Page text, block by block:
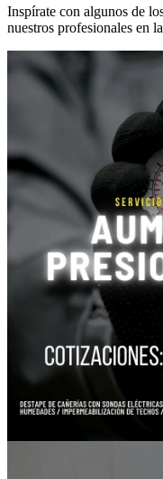
Inspírate con algunos de
nuestros profesionales en